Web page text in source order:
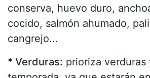
conserva, huevo duro,
cocido, salmón ahumado,
cangrejo...
* Verduras: prioriza